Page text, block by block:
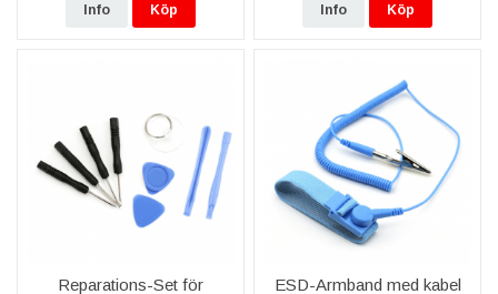
Info Köp Info Köp
Reparations-Set för
ESD-Armband med kabel